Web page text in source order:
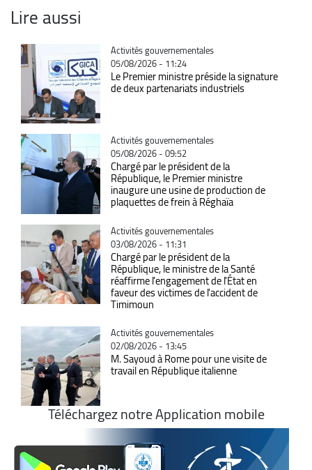
Lire aussi
Catégorie
Activités gouvernementales
05/08/2026 - 11:24
Le Premier ministre préside la signature
de deux partenariats industriels
Catégorie
Activités gouvernementales
05/08/2026 - 09:52
Chargé par le président de la
République, le Premier ministre
inaugure une usine de production de
plaquettes de frein à Réghaïa
Catégorie
Activités gouvernementales
03/08/2026 - 11:31
Chargé par le président de la
République, le ministre de la Santé
réaffirme l'engagement de l'État en
faveur des victimes de l'accident de
Timimoun
Catégorie
Activités gouvernementales
02/08/2026 - 13:45
M. Sayoud à Rome pour une visite de
travail en République italienne
Téléchargez notre Application mobile